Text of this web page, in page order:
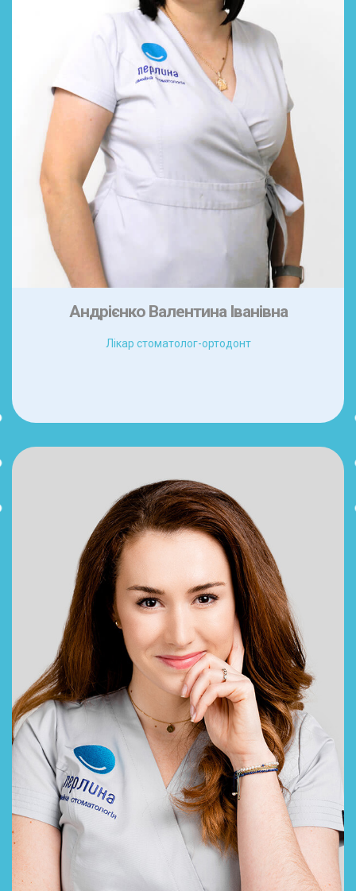
Андрієнко Валентина Іванівна
Лікар стоматолог-ортодонт